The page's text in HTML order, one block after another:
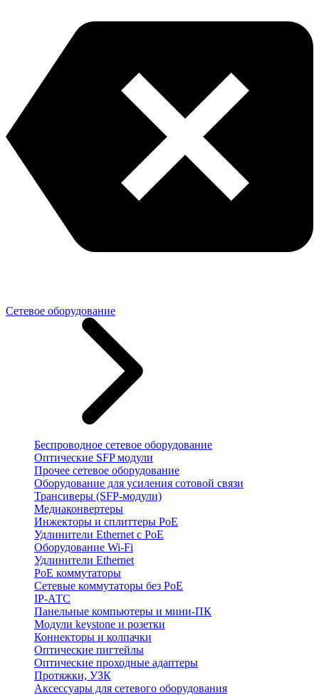
Сетевое оборудование
Беспроводное сетевое оборудование
Оптические SFP модули
Прочее сетевое оборудование
Оборудование для усиления сотовой связи
Трансиверы (SFP-модули)
Медиаконвертеры
Инжекторы и сплиттеры PoE
Удлинители Ethernet с PoE
Оборудование Wi-Fi
Удлинители Ethernet
PoE коммутаторы
Сетевые коммутаторы без PoE
IP-АТС
Панельные компьютеры и мини-ПК
Модули keystone и розетки
Коннекторы и колпачки
Оптические пигтейлы
Оптические проходные адаптеры
Протяжки, УЗК
Аксессуары для сетевого оборудования